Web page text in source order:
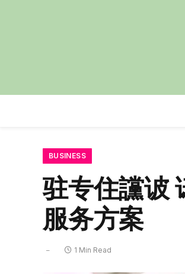
BUSINESS
驻专住讜诐
服务方案
1 Min Read